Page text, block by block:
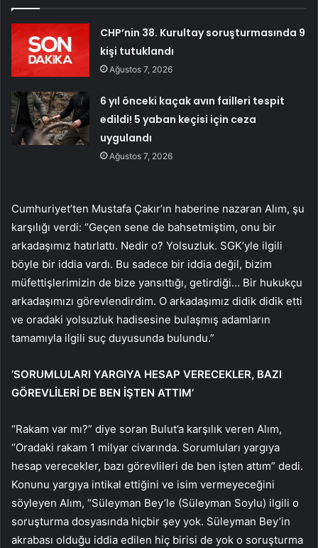
CHP’nin 38. Kurultay soruşturmasında 9
kişi tutuklandı
Ağustos 7, 2026
6 yıl önceki kaçak avın failleri tespit
edildi! 5 yaban keçisi için ceza
uygulandı
Ağustos 7, 2026
Cumhuriyet’ten Mustafa Çakır’ın haberine nazaran Alım, şu
karşılığı verdi: “Geçen sene de bahsetmiştim, onu bir
arkadaşımız hatırlattı. Nedir o? Yolsuzluk. SGK’yle ilgili
böyle bir iddia vardı. Bu sadece bir iddia değil, bizim
müfettişlerimizin de bize yansıttığı, getirdiği… Bir hukukçu
arkadaşımızı görevlendirdim. O arkadaşımız didik didik etti
ve oradaki yolsuzluk hadisesine bulaşmış adamların
tamamıyla ilgili suç duyusunda bulundu.”
‘SORUMLULARI YARGIYA HESAP VERECEKLER, BAZI
GÖREVLİLERİ DE BEN İŞTEN ATTIM’
“Rakam var mı?” diye soran Bulut’a karşılık veren Alım,
“Oradaki rakam 1 milyar civarında. Sorumluları yargıya
hesap verecekler, bazı görevlileri de ben işten attım” dedi.
Konunu yargıya intikal ettiğini ve isim vermeyeceğini
söyleyen Alım, “Süleyman Bey’le (Süleyman Soylu) ilgili o
soruşturma dosyasında hiçbir şey yok. Süleyman Bey’in
akrabası olduğu iddia edilen hiç birisi de yok o soruşturma